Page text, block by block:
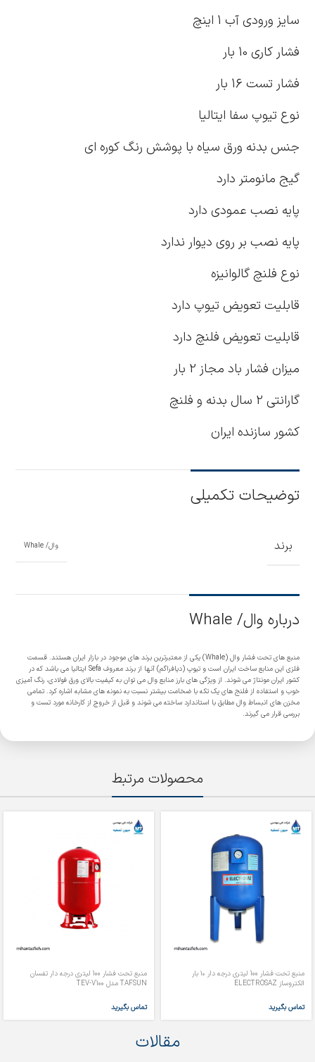
سایز ورودی آب 1 اینچ
فشار کاری 10 بار
فشار تست 16 بار
نوع تیوپ سفا ایتالیا
جنس بدنه ورق سیاه با پوشش رنگ کوره ای
گیج مانومتر دارد
پایه نصب عمودی دارد
پایه نصب بر روی دیوار ندارد
نوع فلنچ گالوانیزه
قابلیت تعویض تیوپ دارد
قابلیت تعویض فلنچ دارد
میزان فشار باد مجاز 2 بار
گارانتی 2 سال بدنه و فلنچ
کشور سازنده ایران
توضیحات تکمیلی
برند وال/ Whale
درباره وال/ Whale
منبع های تحت فشار وال (Whale) یکی از معتبرترین برند های موجود در بازار ایران هستند. قسمت
فلزی این منابع ساخت ایران است و تیوپ (دیافراگم) آنها از برند معروف Sefa ایتالیا می باشد که در
کشور ایران مونتاژ می شوند. از ویژگی های بارز منابع وال می توان به کیفیت بالای ورق فولادی، رنگ آمیزی
خوب و استفاده از فلنج های یک تکه با ضخامت بیشتر نسبت به نمونه های مشابه اشاره کرد. تمامی
مخزن های انبساط وال مطابق با استاندارد ساخته می شوند و قبل از خروج از کارخانه مورد تست و
بررسی قرار می گیرند.
محصولات مرتبط
منبع تحت فشار 100 لیتری درجه دار ۱۰ بار
الکتروساز ELECTROSAZ
تماس بگیرید
منبع تحت فشار 100 لیتری درجه دار تفسان
TAFSUN مدل TEV-V100
تماس بگیرید
مقالات